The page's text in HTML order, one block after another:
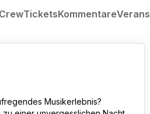
TicketsKommentare
Musikerlebnis?